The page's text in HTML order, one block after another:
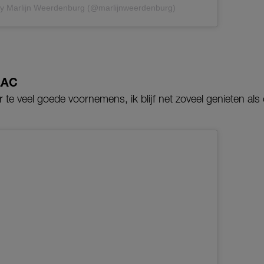
Marlijn Weerdenburg (@marlijnweerdenburg)
te veel goede voornemens, ik blijf net zoveel genieten als